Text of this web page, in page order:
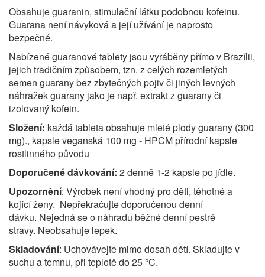
Obsahuje guaranin, stimulační látku podobnou kofeinu.
Guarana není návyková a její užívání je naprosto
bezpečné.
Nabízené guaranové tablety jsou vyráběny přímo v Brazílii,
jejich tradičním způsobem, tzn. z celých rozemletých
semen guarany bez zbytečných pojiv či jiných levných
náhražek guarany jako je např. extrakt z guarany či
izolovaný kofein.
Složení: každá tableta obsahuje mleté plody guarany (300
mg)., kapsle veganská 100 mg - HPCM přírodní kapsle
rostlinného původu
Doporučené dávkování: 2 denně 1-2 kapsle po jídle.
Upozornění: Výrobek není vhodný pro děti, těhotné a
kojící ženy. Nepřekračujte doporučenou denní
dávku. Nejedná se o náhradu běžné denní pestré
stravy. Neobsahuje lepek.
Skladování: Uchovávejte mimo dosah dětí. Skladujte v
suchu a temnu, při teplotě do 25 °C.